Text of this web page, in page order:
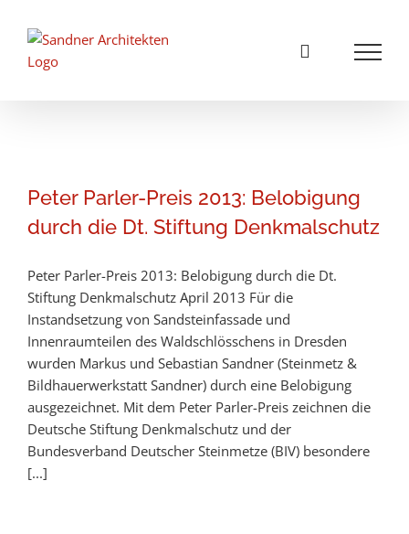
Inhalt
springen
Peter Parler-Preis 2013: Belobigung
durch die Dt. Stiftung Denkmalschutz
Peter Parler-Preis 2013: Belobigung durch die Dt.
Stiftung Denkmalschutz April 2013 Für die
Instandsetzung von Sandsteinfassade und
Innenraumteilen des Waldschlösschens in Dresden
wurden Markus und Sebastian Sandner (Steinmetz &
Bildhauerwerkstatt Sandner) durch eine Belobigung
ausgezeichnet. Mit dem Peter Parler-Preis zeichnen die
Deutsche Stiftung Denkmalschutz und der
Bundesverband Deutscher Steinmetze (BIV) besondere
[...]